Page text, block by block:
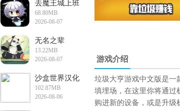
去魔王城上班
68.80MB
2026-08-07
无名之辈
13.22MB
2026-08-07
沙盒世界汉化
版
102.87MB
2026-08-06
游戏介绍
垃圾大亨游戏中文版是一
填埋场，在这里你将通过
购进新的设备，或是升级